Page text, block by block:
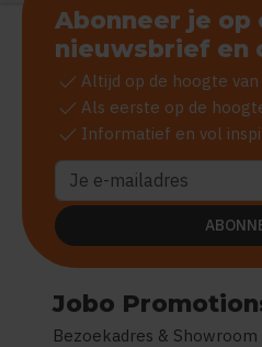
Jobo
Bezoekadres & Showroom
Abonneer je op
nieuwsbrief en
check Altijd op de hoogte
check Als eerste op de
check Informatief en vol